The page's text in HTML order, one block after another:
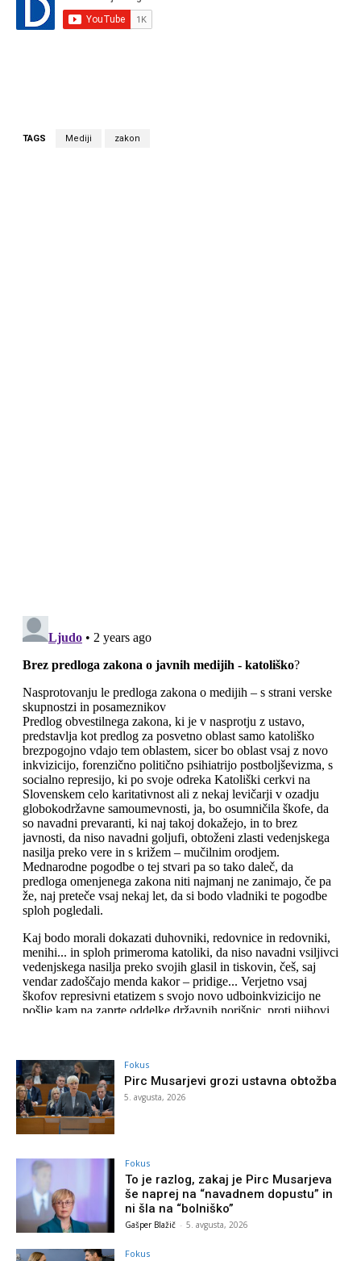
TAGS Mediji zakon
Fokus
Pirc Musarjevi grozi ustavna obtožba
5. avgusta, 2026
Fokus
To je razlog, zakaj je Pirc Musarjeva
še naprej na “navadnem dopustu” in
ni šla na “bolniško”
Gašper Blažič - 5. avgusta, 2026
Fokus